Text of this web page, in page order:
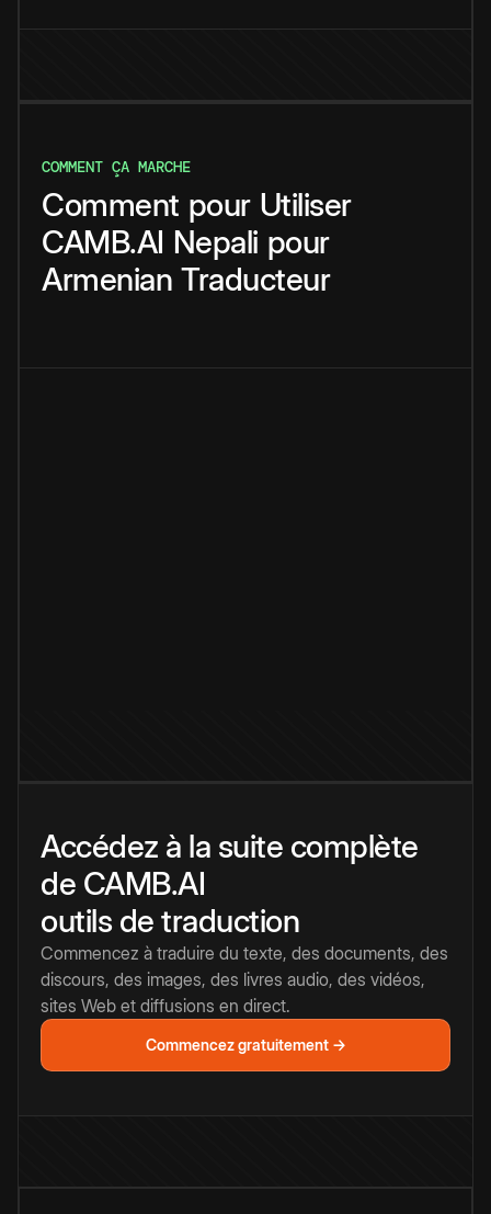
COMMENT ÇA MARCHE
Comment pour Utiliser
CAMB.AI Nepali pour
Armenian Traducteur
Accédez à la suite complète
de CAMB.AI
outils de traduction
Commencez à traduire du texte, des documents, des
discours, des images, des livres audio, des vidéos,
sites Web et diffusions en direct.
Commencez gratuitement →